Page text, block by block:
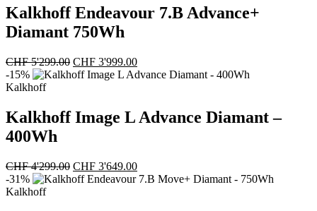
Kalkhoff Endeavour 7.B Advance+
Diamant 750Wh
CHF5'299.00 Ursprünglicher
Preis
CHF 3'999.00Aktueller
Preis
-15%
Kalkhoff
Kalkhoff Image L Advance Diamant –
400Wh
CHF4'299.00 Ursprünglicher
Preis
CHF 3'649.00Aktueller
Preis
-31%
Kalkhoff